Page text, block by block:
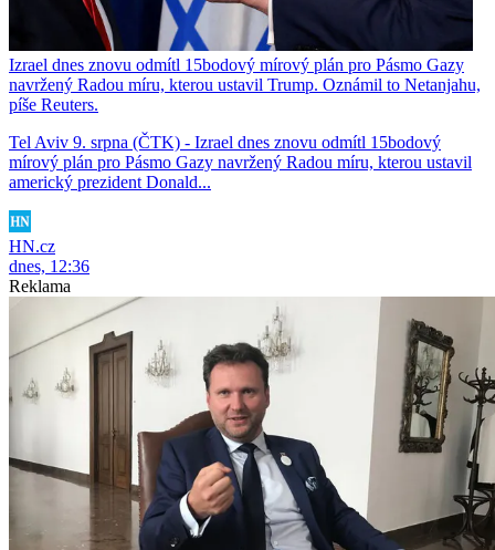
Izrael dnes znovu odmítl 15bodový mírový plán pro Pásmo Gazy
navržený Radou míru, kterou ustavil Trump. Oznámil to Netanjahu,
píše Reuters.
Tel Aviv 9. srpna (ČTK) - Izrael dnes znovu odmítl 15bodový
mírový plán pro Pásmo Gazy navržený Radou míru, kterou ustavil
americký prezident Donald...
HN.cz
dnes, 12:36
Reklama